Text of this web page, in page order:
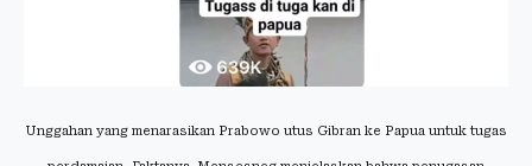
Unggahan yang menarasikan Prabowo utus Gibran ke Papua untuk tugas